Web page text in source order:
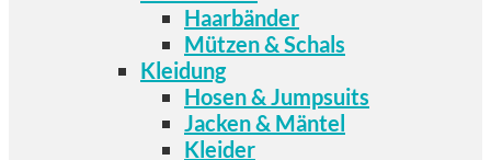
Haarbänder
Mützen & Schals
Kleidung
Hosen & Jumpsuits
Jacken & Mäntel
Kleider